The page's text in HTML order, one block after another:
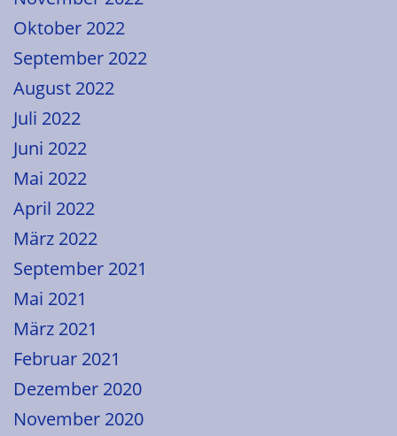
Oktober 2022
September 2022
August 2022
Juli 2022
Juni 2022
Mai 2022
April 2022
März 2022
September 2021
Mai 2021
März 2021
Februar 2021
Dezember 2020
November 2020